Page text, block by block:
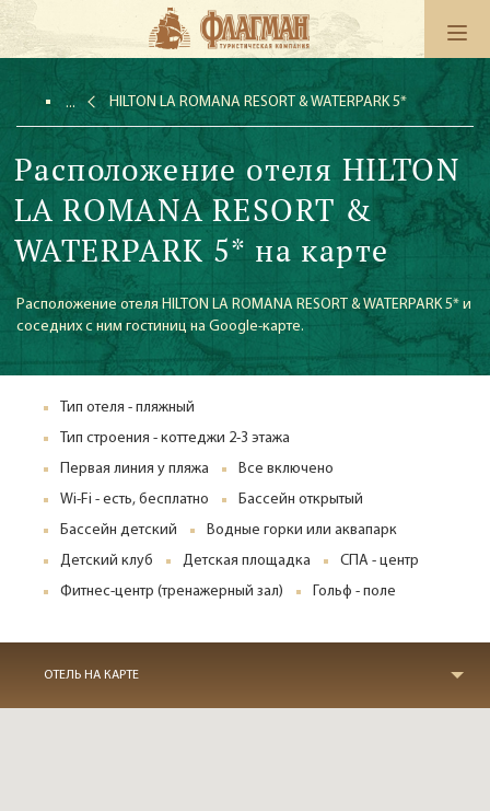
HILTON LA ROMANA RESORT & WATERPARK 5*
Расположение отеля HILTON
LA ROMANA RESORT &
WATERPARK 5* на карте
Расположение отеля HILTON LA ROMANA RESORT & WATERPARK 5* и
соседних с ним гостиниц на Google-карте.
Тип отеля - пляжный
Тип строения - коттеджи 2-3 этажа
Первая линия у пляжа
Все включено
Wi-Fi - есть, бесплатно
Бассейн открытый
Бассейн детский
Водные горки или аквапарк
Детский клуб
Детская площадка
СПА - центр
Фитнес-центр (тренажерный зал)
Гольф - поле
ОТЕЛЬ НА КАРТЕ